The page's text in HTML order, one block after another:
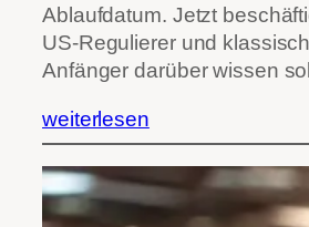
Ablaufdatum. Jetzt
US-Regulierer und
Anfänger darüber wissen
weiterlesen